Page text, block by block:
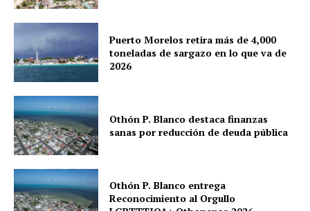
Puerto Morelos retira más de 4,000
toneladas de sargazo en lo que va de
2026
Othón P. Blanco destaca finanzas
sanas por reducción de deuda pública
Othón P. Blanco entrega
Reconocimiento al Orgullo